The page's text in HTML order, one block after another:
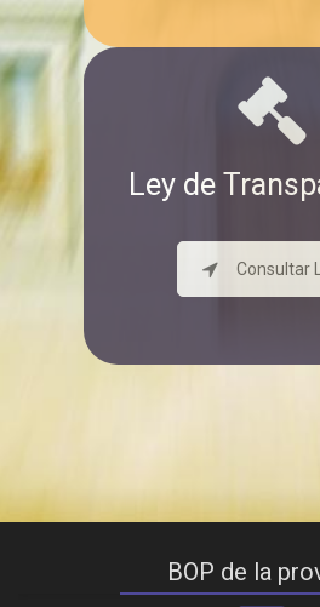
Ley de
Consultar
BOP de la